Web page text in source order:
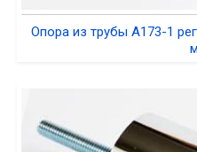
Опора из трубы A173-1